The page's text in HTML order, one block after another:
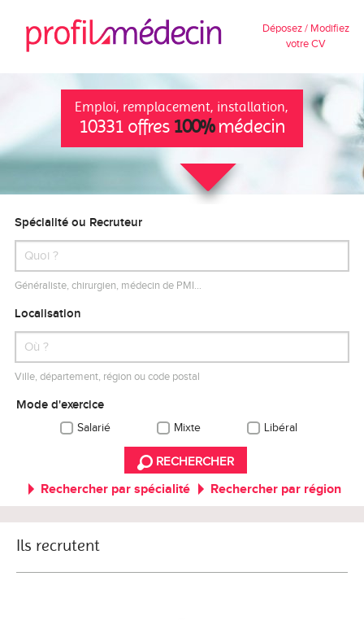
Déposez / Modifiez
votre CV
Emploi, remplacement, installation,
10331 offres 100%médecin
Spécialité ou Recruteur
Généraliste, chirurgien, médecin de PMI…
Localisation
Ville, département, région ou code postal
Mode d'exercice
Salarié Mixte Libéral
RECHERCHER
Rechercher par spécialité Rechercher par région
Ils recrutent